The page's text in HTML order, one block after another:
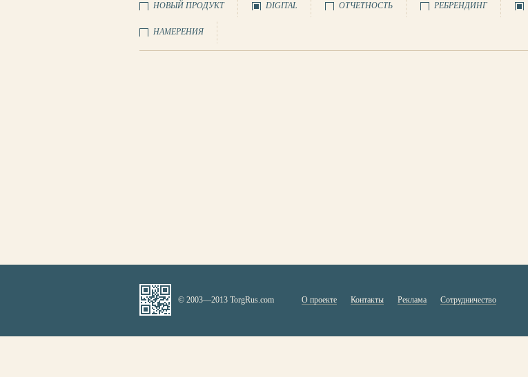
НОВЫЙ ПРОДУКТ DIGITAL ОТЧЕТНОСТЬ РЕБРЕНДИНГ
НАМЕРЕНИЯ
© 2003—2013 TorgRus.com О проекте Контакты Реклама Сотрудничество